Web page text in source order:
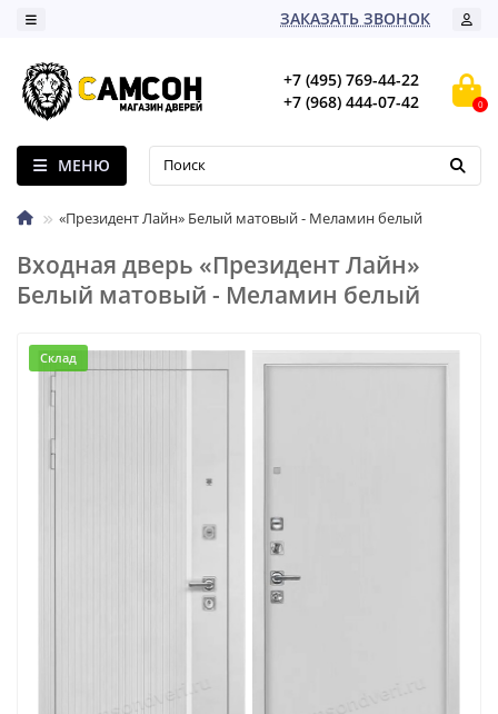
ЗАКАЗАТЬ ЗВОНОК
+7 (495) 769-44-22
+7 (968) 444-07-42
0
МЕНЮ
«Президент Лайн» Белый матовый - Меламин белый
Входная дверь «Президент Лайн»
Белый матовый - Меламин белый
Склад